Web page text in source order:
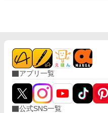
を乱しておいて、逃げられると思うな
したのは、売られた側妃の純真な愛。
妃へと昇り詰める逆転
アプリ一覧
公式SNS一覧